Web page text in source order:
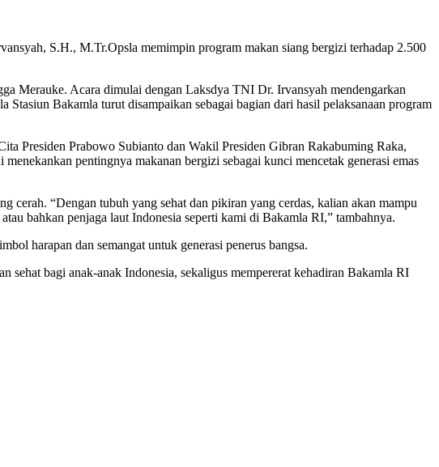
S.H., M.Tr.Opsla memimpin program makan siang bergizi terhadap 2.500
Merauke. Acara dimulai dengan Laksdya TNI Dr. Irvansyah mendengarkan
Bakamla turut disampaikan sebagai bagian dari hasil pelaksanaan program
Presiden Prabowo Subianto dan Wakil Presiden Gibran Rakabuming Raka,
pentingnya makanan bergizi sebagai kunci mencetak generasi emas
cerah. “Dengan tubuh yang sehat dan pikiran yang cerdas, kalian akan mampu
bahkan penjaga laut Indonesia seperti kami di Bakamla RI,” tambahnya.
harapan dan semangat untuk generasi penerus bangsa.
bagi anak-anak Indonesia, sekaligus mempererat kehadiran Bakamla RI